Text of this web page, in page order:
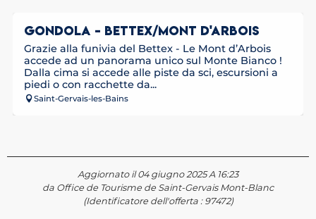
GONDOLA - BETTEX/MONT D'ARBOIS
Grazie alla funivia del Bettex - Le Mont d’Arbois
accede ad un panorama unico sul Monte Bianco !
Dalla cima si accede alle piste da sci, escursioni a
piedi o con racchette da...
Saint-Gervais-les-Bains
Aggiornato il 04 giugno 2025 A 16:23
da Office de Tourisme de Saint-Gervais Mont-Blanc
(Identificatore dell'offerta : 97472)